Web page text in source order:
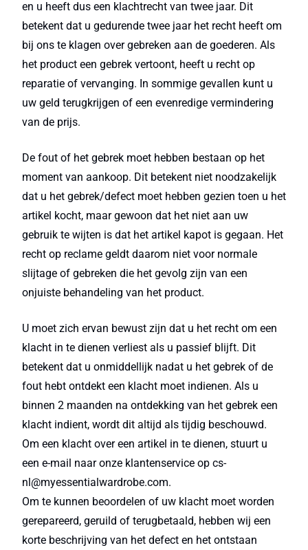
en u heeft dus een klachtrecht van twee jaar. Dit
betekent dat u gedurende twee jaar het recht heeft om
bij ons te klagen over gebreken aan de goederen. Als
het product een gebrek vertoont, heeft u recht op
reparatie of vervanging. In sommige gevallen kunt u
uw geld terugkrijgen of een evenredige vermindering
van de prijs.
De fout of het gebrek moet hebben bestaan op het
moment van aankoop. Dit betekent niet noodzakelijk
dat u het gebrek/defect moet hebben gezien toen u het
artikel kocht, maar gewoon dat het niet aan uw
gebruik te wijten is dat het artikel kapot is gegaan. Het
recht op reclame geldt daarom niet voor normale
slijtage of gebreken die het gevolg zijn van een
onjuiste behandeling van het product.
U moet zich ervan bewust zijn dat u het recht om een
klacht in te dienen verliest als u passief blijft. Dit
betekent dat u onmiddellijk nadat u het gebrek of de
fout hebt ontdekt een klacht moet indienen. Als u
binnen 2 maanden na ontdekking van het gebrek een
klacht indient, wordt dit altijd als tijdig beschouwd.
Om een klacht over een artikel in te dienen, stuurt u
een e-mail naar onze klantenservice op cs-
nl@myessentialwardrobe.com.
Om te kunnen beoordelen of uw klacht moet worden
gerepareerd, geruild of terugbetaald, hebben wij een
korte beschrijving van het defect en het ontstaan